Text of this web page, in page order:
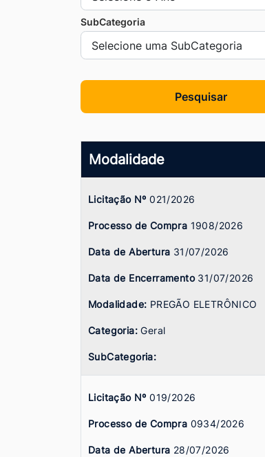
para
rodapé
[alt+4]
SubCategoria
Pesquisar
Modalidade
Licitação Nº021/2026
Processo de Compra 1908/2026
Data de Abertura 31/07/2026
Data de Encerramento 31/07/2026
Modalidade: PREGÃO ELETRÔNICO
Categoria:Geral
SubCategoria:
Licitação Nº019/2026
Processo de Compra 0934/2026
Data de Abertura 28/07/2026